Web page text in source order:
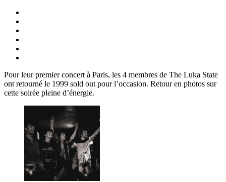
Pour leur premier concert à Paris, les 4 membres de The Luka State
ont retourné le 1999 sold out pour l’occasion. Retour en photos sur
cette soirée pleine d’énergie.